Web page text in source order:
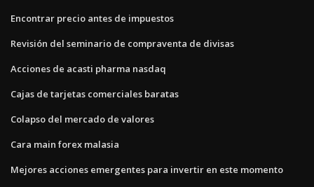
Encontrar precio antes de impuestos
Revisión del seminario de compraventa de divisas
Acciones de acasti pharma nasdaq
Cajas de tarjetas comerciales baratas
Colapso del mercado de valores
Cara main forex malasia
Mejores acciones emergentes para invertir en este momento